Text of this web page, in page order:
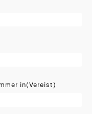
in(Vereist)